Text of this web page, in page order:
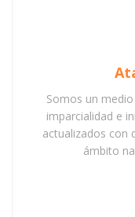
Somos un
imparcialidad e
actualizados con
ámbito